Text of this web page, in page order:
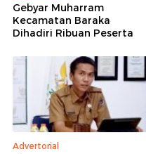
Gebyar Muharram
Kecamatan Baraka
Dihadiri Ribuan Peserta
Advertorial